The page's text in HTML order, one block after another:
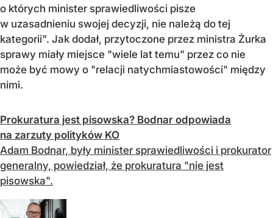
o których minister sprawiedliwości pisze
w uzasadnieniu swojej decyzji, nie należą do tej
kategorii". Jak dodał, przytoczone przez ministra Żurka
sprawy miały miejsce "wiele lat temu" przez co nie
może być mowy o "relacji natychmiastowości" między
nimi.
Prokuratura jest pisowska? Bodnar odpowiada
na zarzuty polityków KO
Adam Bodnar, były minister sprawiedliwości i prokurator
generalny, powiedział, że prokuratura "nie jest
pisowska".